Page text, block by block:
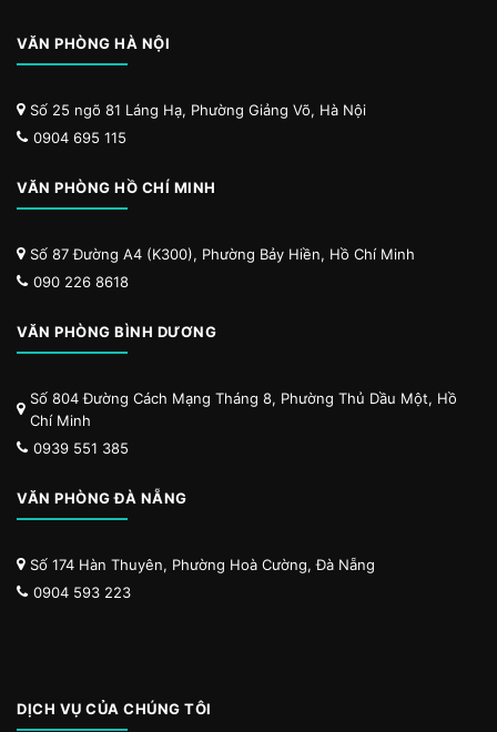
VĂN PHÒNG HÀ NỘI
Số 25 ngõ 81 Láng Hạ, Phường Giảng Võ, Hà Nội
0904 695 115
VĂN PHÒNG HỒ CHÍ MINH
Số 87 Đường A4 (K300), Phường Bảy Hiền, Hồ Chí Minh
090 226 8618
VĂN PHÒNG BÌNH DƯƠNG
Số 804 Đường Cách Mạng Tháng 8, Phường Thủ Dầu Một, Hồ
Chí Minh
0939 551 385
VĂN PHÒNG ĐÀ NẴNG
Số 174 Hàn Thuyên, Phường Hoà Cường, Đà Nẵng
0904 593 223
DỊCH VỤ CỦA CHÚNG TÔI